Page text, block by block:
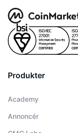
Produkter
Academy
Annoncér